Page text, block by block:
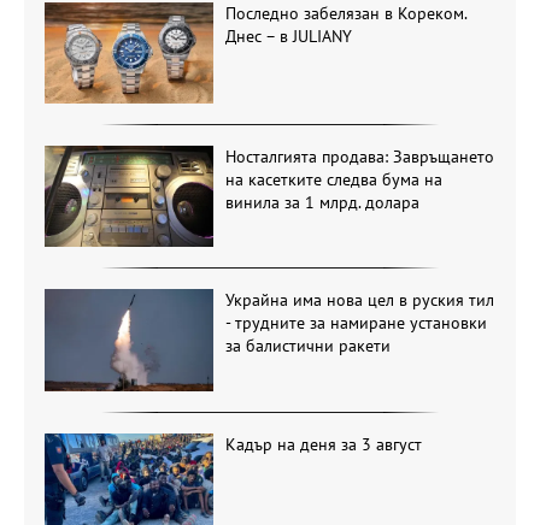
Последно забелязан в Кореком.
Днес – в JULIANY
Носталгията продава: Завръщането
на касетките следва бума на
винила за 1 млрд. долара
Украйна има нова цел в руския тил
- трудните за намиране установки
за балистични ракети
Кадър на деня за 3 август